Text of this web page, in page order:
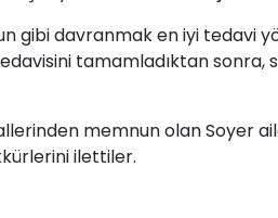
gibi davranmak en iyi tedavi
tamamladıktan sonra,
memnun olan Soyer
ilettiler.